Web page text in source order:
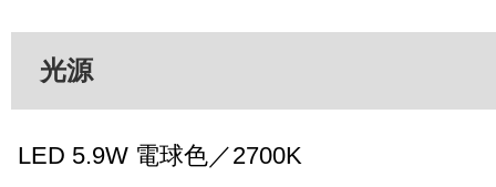
光源
LED 5.9W 電球色／2700K